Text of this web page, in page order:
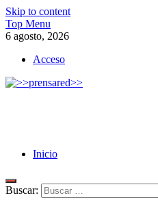
Skip to content
Top Menu
6 agosto, 2026
Acceso
Inicio
Buscar: